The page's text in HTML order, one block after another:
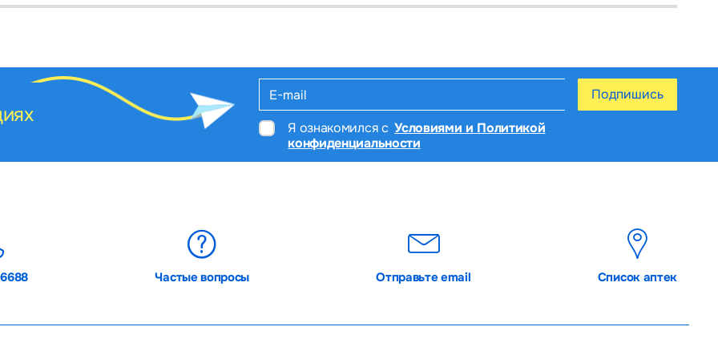
acidului gastric;
băutură de masă în cazul consumului ocazional, pentru o perioadă de cel mult 30 de zile, cu un interval de 3–6 luni.
Я ознакомился с Условиями и Политикой
конфиденциальности
Подпишись
Частые вопросы Отправьте email Список аптек